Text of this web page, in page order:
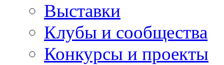
Выставки
Клубы и сообщества
Конкурсы и проекты